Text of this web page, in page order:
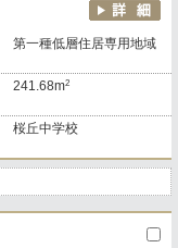
第一種低層住居専用地域
241.68m2
桜丘中学校